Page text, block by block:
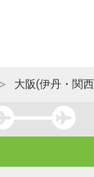
大阪(伊丹・関